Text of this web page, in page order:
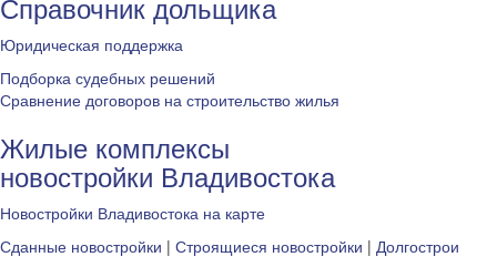
Юридическая поддержка
Подборка судебных решений
Сравнение договоров на строительство жилья
Жилые комплексы
новостройки Владивостока
Новостройки Владивостока на карте
Сданные новостройки | Строящиеся новостройки | Долгострои